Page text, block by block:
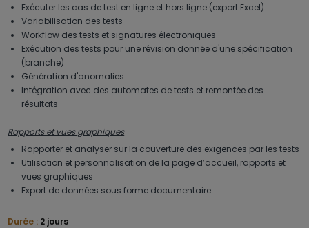
Exécuter les cas de test en ligne et hors ligne (export Excel)
Variabilisation des tests
Workflow des tests et signatures électroniques
Exécution des tests pour une révision donnée d'une spécification
(branche)
Génération d'anomalies
Intégration avec des automates de tests et remontée des
résultats
Rapports et vues graphiques
Rapporter et analyser sur la couverture des exigences par les tests
Utilisation et personnalisation de la page d’accueil, rapports et
vues graphiques
Export de données sous forme documentaire
Durée : 2 jours